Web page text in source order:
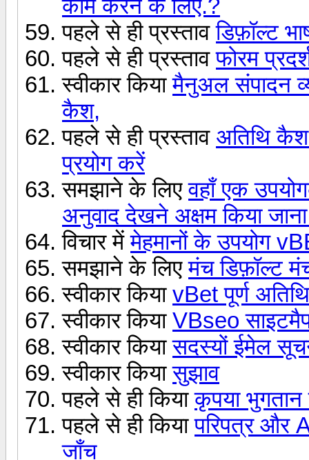
काम करने के लिए.?
पहले से ही प्रस्तावडिफ़ॉल्ट
पहले से ही प्रस्तावफोरम
स्वीकार कियामैनुअल संपादन
कैश,
पहले से ही प्रस्ताव अतिथि
प्रयोग करें
समझाने के लिएवहाँ एक
अनुवाद देखने अक्षम किया जाना
विचार मेंमेहमानों के उपयोग
समझाने के लिएमंच डिफ़ॉल्ट
स्वीकार किया vBet पूर्ण
स्वीकार किया VBseo
स्वीकार कियासदस्यों ईमेल
स्वीकार कियासुझाव
पहले से ही कियाकृपया
पहले से ही कियापरिपत्र और
जाँच